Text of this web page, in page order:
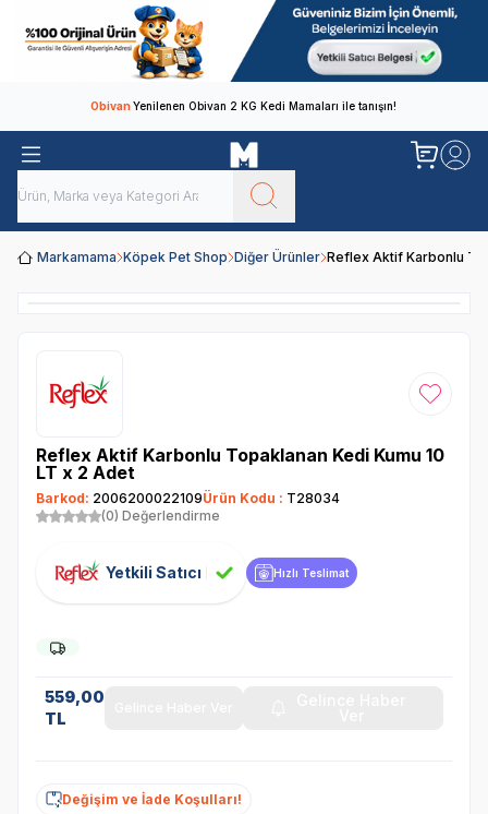
ObivanYenilenen Obivan 2 KG Kedi Mamaları ile tanışın!
Markamama Köpek Pet Shop Diğer Ürünler Reflex Aktif Karbonlu
Favoriye
Reflex Aktif Karbonlu Topaklanan Kedi Kumu 10
LT x 2 Adet
Barkod: 2006200022109Ürün Kodu : T28034
(0) Değerlendirme
Yetkili Satıcı Hızlı Teslimat
559,00
TL
Değişim ve İade Koşulları!